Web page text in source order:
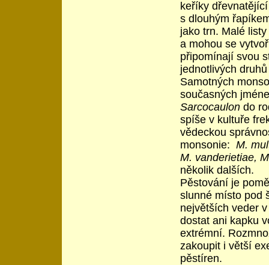
keříky
s dlouhým
jako trn. Malé
a mohou se
připomínají svou
jednotlivých
Samotných
současných
Sarcocaulondo
spíše v kultuře
vědeckou
monsonie: M.
M. vanderietiae,
několik dalších.
Pěstování je
slunné místo pod
největších veder
dostat ani kapku
extrémní.
zakoupit i větší
pěstíren.